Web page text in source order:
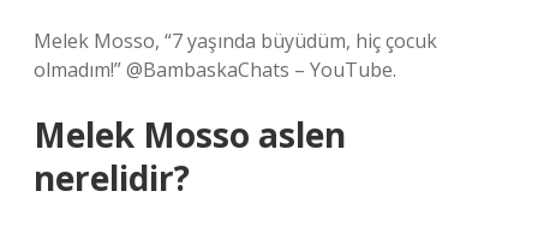
Melek Mosso, “7 yaşında büyüdüm, hiç çocuk
olmadım!” @BambaskaChats – YouTube.
Melek Mosso aslen
nerelidir?